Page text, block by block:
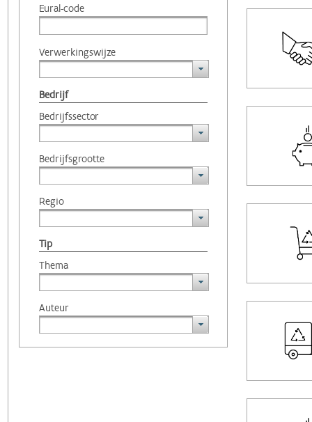
Eural-code
Verwerkingswijze
Bedrijf
Bedrijfssector
Bedrijfsgrootte
Regio
Tip
Thema
Auteur